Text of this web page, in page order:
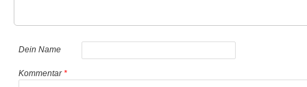
Dein Name
Kommentar*